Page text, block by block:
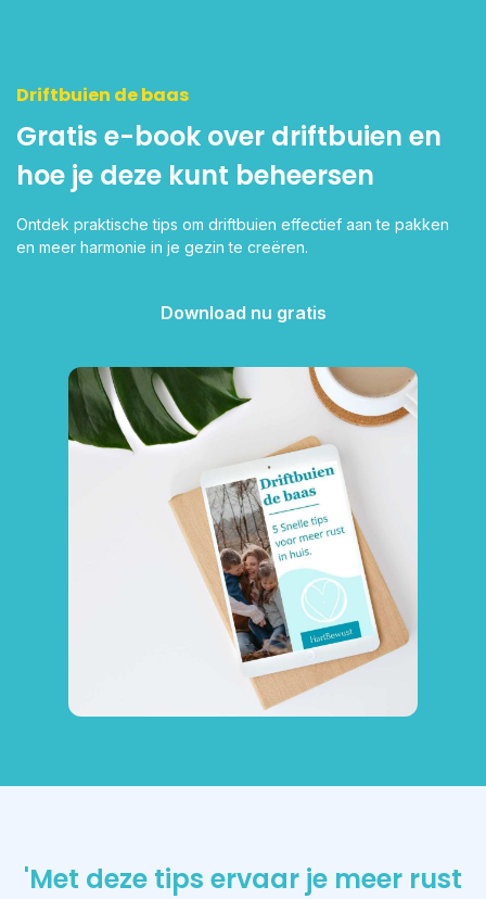
Driftbuien de baas
Gratis e-book over driftbuien en
hoe je deze kunt beheersen
Ontdek praktische tips om driftbuien effectief aan te pakken
en meer harmonie in je gezin te creëren.
Download nu gratis
'Met deze tips ervaar je meer rust